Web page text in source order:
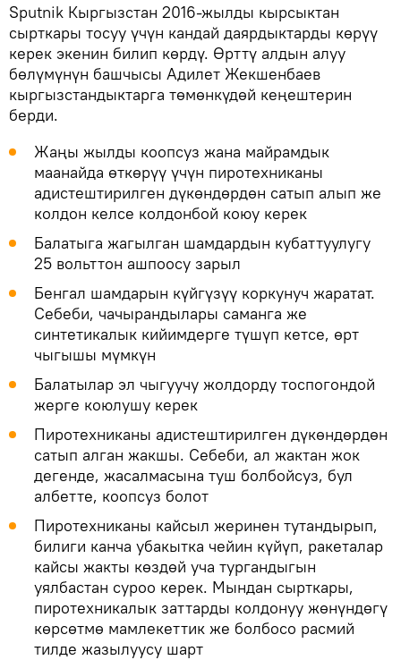
Sputnik Кыргызстан 2016-жылды кырсыктан
сырткары тосуу үчүн кандай даярдыктарды көрүү
керек экенин билип көрдү. Өрттү алдын алуу
бөлүмүнүн башчысы Адилет Жекшенбаев
кыргызстандыктарга төмөнкүдөй кеңештерин
берди.
Жаңы жылды коопсуз жана майрамдык
маанайда өткөрүү үчүн пиротехниканы
адистештирилген дүкөндөрдөн сатып алып же
колдон келсе колдонбой коюу керек
Балатыга жагылган шамдардын кубаттуулугу
25 вольттон ашпоосу зарыл
Бенгал шамдарын күйгүзүү коркунуч жаратат.
Себеби, чачырандылары саманга же
синтетикалык кийимдерге түшүп кетсе, өрт
чыгышы мүмкүн
Балатылар эл чыгуучу жолдорду тоспогондой
жерге коюлушу керек
Пиротехниканы адистештирилген дүкөндөрдөн
сатып алган жакшы. Себеби, ал жактан жок
дегенде, жасалмасына туш болбойсуз, бул
албетте, коопсуз болот
Пиротехниканы кайсыл жеринен тутандырып,
билиги канча убакытка чейин күйүп, ракеталар
кайсы жакты көздөй уча тургандыгын
уялбастан суроо керек. Мындан сырткары,
пиротехникалык заттарды колдонуу жөнүндөгү
көрсөтмө мамлекеттик же болбосо расмий
тилде жазылуусу шарт